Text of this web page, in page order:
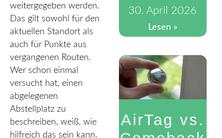
weitergegeben werden.
Das gilt sowohl für den
aktuellen Standort als
auch für Punkte aus
vergangenen Routen.
Wer schon einmal
versucht hat, einen
abgelegenen
Abstellplatz zu
beschreiben, weiß, wie
hilfreich das sein kann.
30. April 2026
Lesen »
AirTag vs.